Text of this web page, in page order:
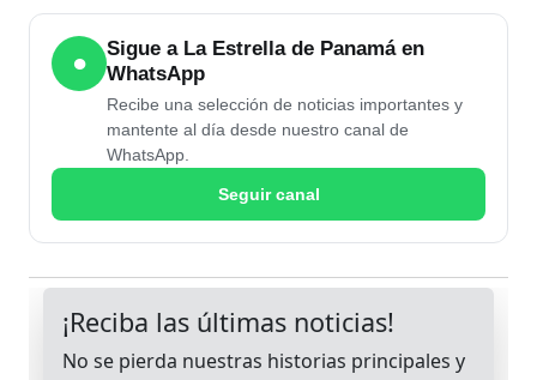
●
Sigue a La Estrella de Panamá en
WhatsApp
Recibe una selección de noticias importantes y
mantente al día desde nuestro canal de
WhatsApp.
Seguir canal